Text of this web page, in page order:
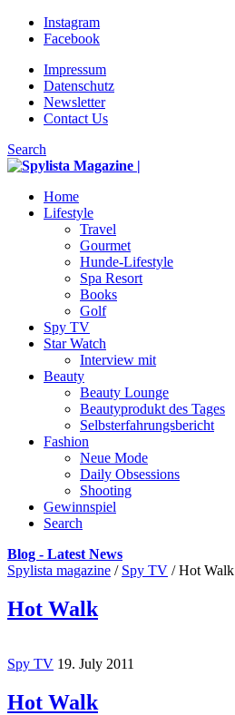
Instagram
Facebook
Impressum
Datenschutz
Newsletter
Contact Us
Search
Home
Lifestyle
Travel
Gourmet
Hunde-Lifestyle
Spa Resort
Books
Golf
Spy TV
Star Watch
Interview mit
Beauty
Beauty Lounge
Beautyprodukt des Tages
Selbsterfahrungsbericht
Fashion
Neue Mode
Daily Obsessions
Shooting
Gewinnspiel
Search
Blog - Latest News
Spylista magazine / Spy TV / Hot Walk
Hot Walk
Spy TV 19. July 2011
Hot Walk